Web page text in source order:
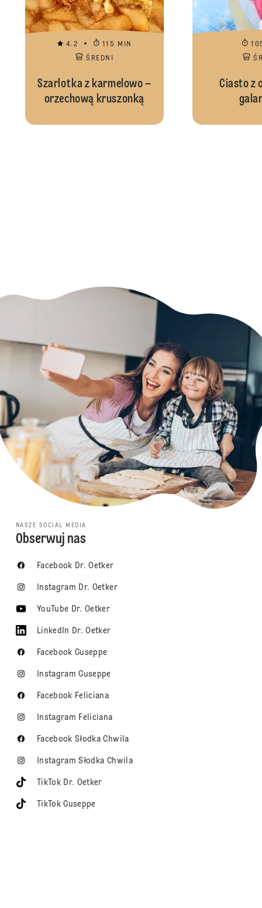
4.2
115 MIN
ŚREDNI
Szarlotka z karmelowo –
orzechową kruszonką
Ciasto z
NASZE SOCIAL MEDIA
Obserwuj nas
Facebook Dr. Oetker
Instagram Dr. Oetker
YouTube Dr. Oetker
LinkedIn Dr. Oetker
Facebook Guseppe
Instagram Guseppe
Facebook Feliciana
Instagram Feliciana
Facebook Słodka Chwila
Instagram Słodka Chwila
TikTok Dr. Oetker
TikTok Guseppe